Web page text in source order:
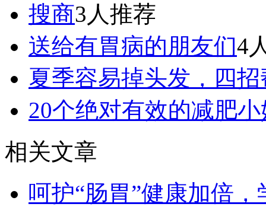
搜商3人推荐
送给有胃病的朋友们4
夏季容易掉头发，四
20个绝对有效的减肥
相关文章
呵护“肠胃”健康加倍，